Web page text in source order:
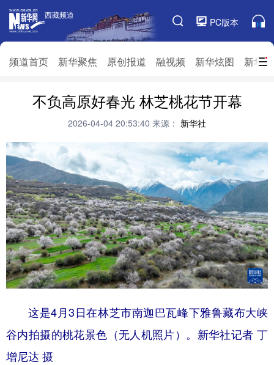
西藏频道
PC版本
频道首页 新华聚焦 原创报道 融视频 新华炫图 新华
西藏频道
频道栏目
频道首页 新华聚焦 原创报道
融视频
新华访谈 新华云直播
对口援藏
文化旅游
乡村振兴
推广信息
不负高原好春光 林芝桃花节开幕
2026-04-04 20:53:40 来源： 新华社
这是4月3日在林芝市南迦巴瓦峰下雅鲁藏布大峡
谷内拍摄的桃花景色（无人机照片）。新华社记者 丁
增尼达 摄